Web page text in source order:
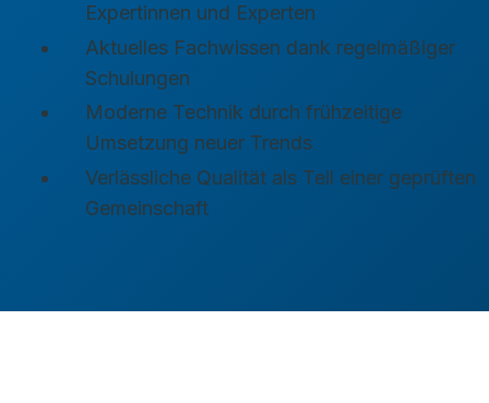
Expertinnen und Experten
Aktuelles Fachwissen dank regelmäßiger
Schulungen
Moderne Technik durch frühzeitige
Umsetzung neuer Trends
Verlässliche Qualität als Teil einer geprüften
Gemeinschaft